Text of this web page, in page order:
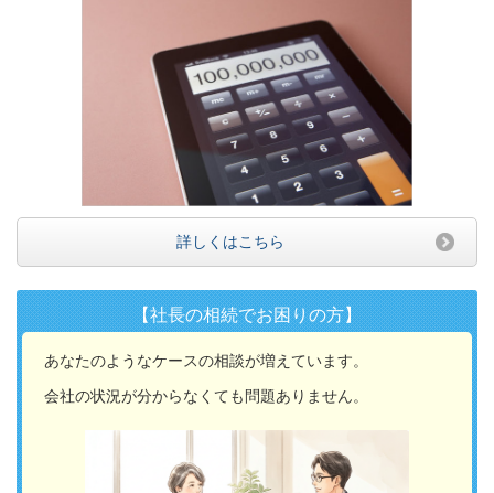
詳しくはこちら
【社長の相続でお困りの方】
あなたのようなケースの相談が増えています。
会社の状況が分からなくても問題ありません。